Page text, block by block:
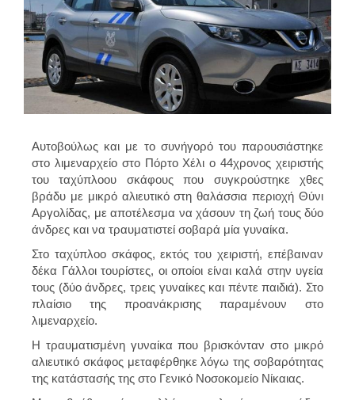
Αυτοβούλως και με το συνήγορό του παρουσιάστηκε
στο λιμεναρχείο στο Πόρτο Χέλι ο 44χρονος χειριστής
του ταχύπλοου σκάφους που συγκρούστηκε χθες
βράδυ με μικρό αλιευτικό στη θαλάσσια περιοχή Θύνι
Αργολίδας, με αποτέλεσμα να χάσουν τη ζωή τους δύο
άνδρες και να τραυματιστεί σοβαρά μία γυναίκα.
Στο ταχύπλοο σκάφος, εκτός του χειριστή, επέβαιναν
δέκα Γάλλοι τουρίστες, οι οποίοι είναι καλά στην υγεία
τους (δύο άνδρες, τρεις γυναίκες και πέντε παιδιά). Στο
πλαίσιο της προανάκρισης παραμένουν στο
λιμεναρχείο.
Η τραυματισμένη γυναίκα που βρισκόνταν στο μικρό
αλιευτικό σκάφος μεταφέρθηκε λόγω της σοβαρότητας
της κατάστασής της στο Γενικό Νοσοκομείο Νίκαιας.